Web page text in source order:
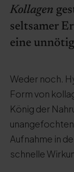
Kollagen
seltsamer
eine
Weder noch.
Form von
König der
Aufnahme in
schnelle